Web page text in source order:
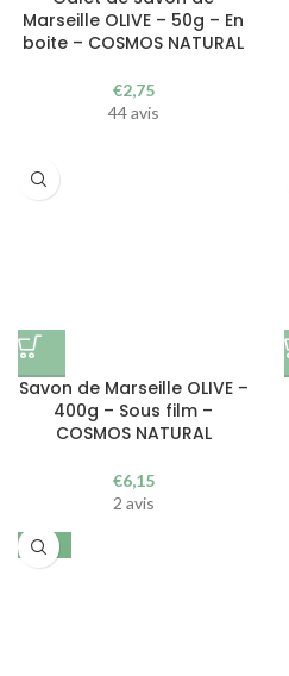
Marseille OLIVE – 50g – En
boite – COSMOS NATURAL
€2,75
44 avis
Savon de Marseille OLIVE –
400g – Sous film –
COSMOS NATURAL
€6,15
2 avis
-30%